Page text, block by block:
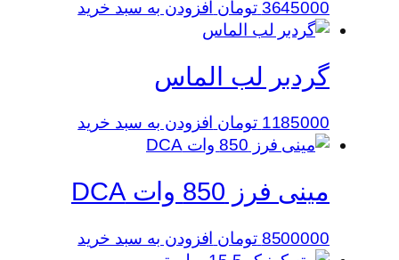
3645000 تومان افزودن به سبد خرید
گردبر لب الماس
1185000 تومان افزودن به سبد خرید
مینی فرز 850 وات DCA
8500000 تومان افزودن به سبد خرید